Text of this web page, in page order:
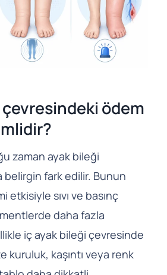
ödem
zaman ayak bileği
fark edilir. Bunun
etkisiyle sıvı ve basınç
daha fazla
iç ayak bileği çevresinde
kuruluk, kaşıntı veya renk